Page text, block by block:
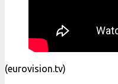
(eurovision.tv)